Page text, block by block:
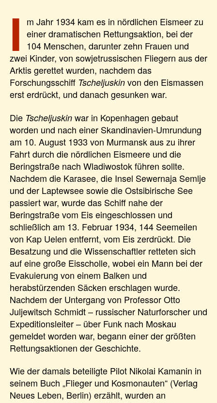
I
m Jahr 1934 kam es in nördlichen Eismeer zu
einer dramatischen Rettungsaktion, bei der
104 Menschen, darunter zehn Frauen und
zwei Kinder, von sowjetrussischen Fliegern aus der
Arktis gerettet wurden, nachdem das
Forschungsschiff Tscheljuskin von den Eismassen
erst erdrückt, und danach gesunken war.
Die Tscheljuskin war in Kopenhagen gebaut
worden und nach einer Skandinavien-Umrundung
am 10. August 1933 von Murmansk aus zu ihrer
Fahrt durch die nördlichen Eismeere und die
Beringstraße nach Wladiwostok führen sollte.
Nachdem die Karasee, die Insel Sewernaja Semlje
und der Laptewsee sowie die Ostsibirische See
passiert war, wurde das Schiff nahe der
Beringstraße vom Eis eingeschlossen und
schließlich am 13. Februar 1934, 144 Seemeilen
von Kap Uelen entfernt, vom Eis zerdrückt. Die
Besatzung und die Wissenschaftler retteten sich
auf eine große Eisscholle, wobei ein Mann bei der
Evakuierung von einem Balken und
herabstürzenden Säcken erschlagen wurde.
Nachdem der Untergang von Professor Otto
Juljewitsch Schmidt – russischer Naturforscher und
Expeditionsleiter – über Funk nach Moskau
gemeldet worden war, begann einer der größten
Rettungsaktionen der Geschichte.
Wie der damals beteiligte Pilot Nikolai Kamanin in
seinem Buch „Flieger und Kosmonauten“ (Verlag
Neues Leben, Berlin) erzählt, wurden an